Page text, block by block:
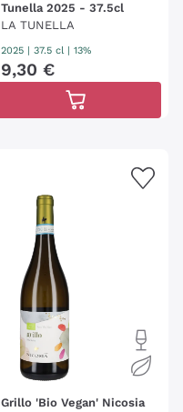
Tunella 2025 - 37.5cl
LA TUNELLA
2025 37.5 cl | 13%
9,30 €
Grillo 'Bio Vegan' Nicosia